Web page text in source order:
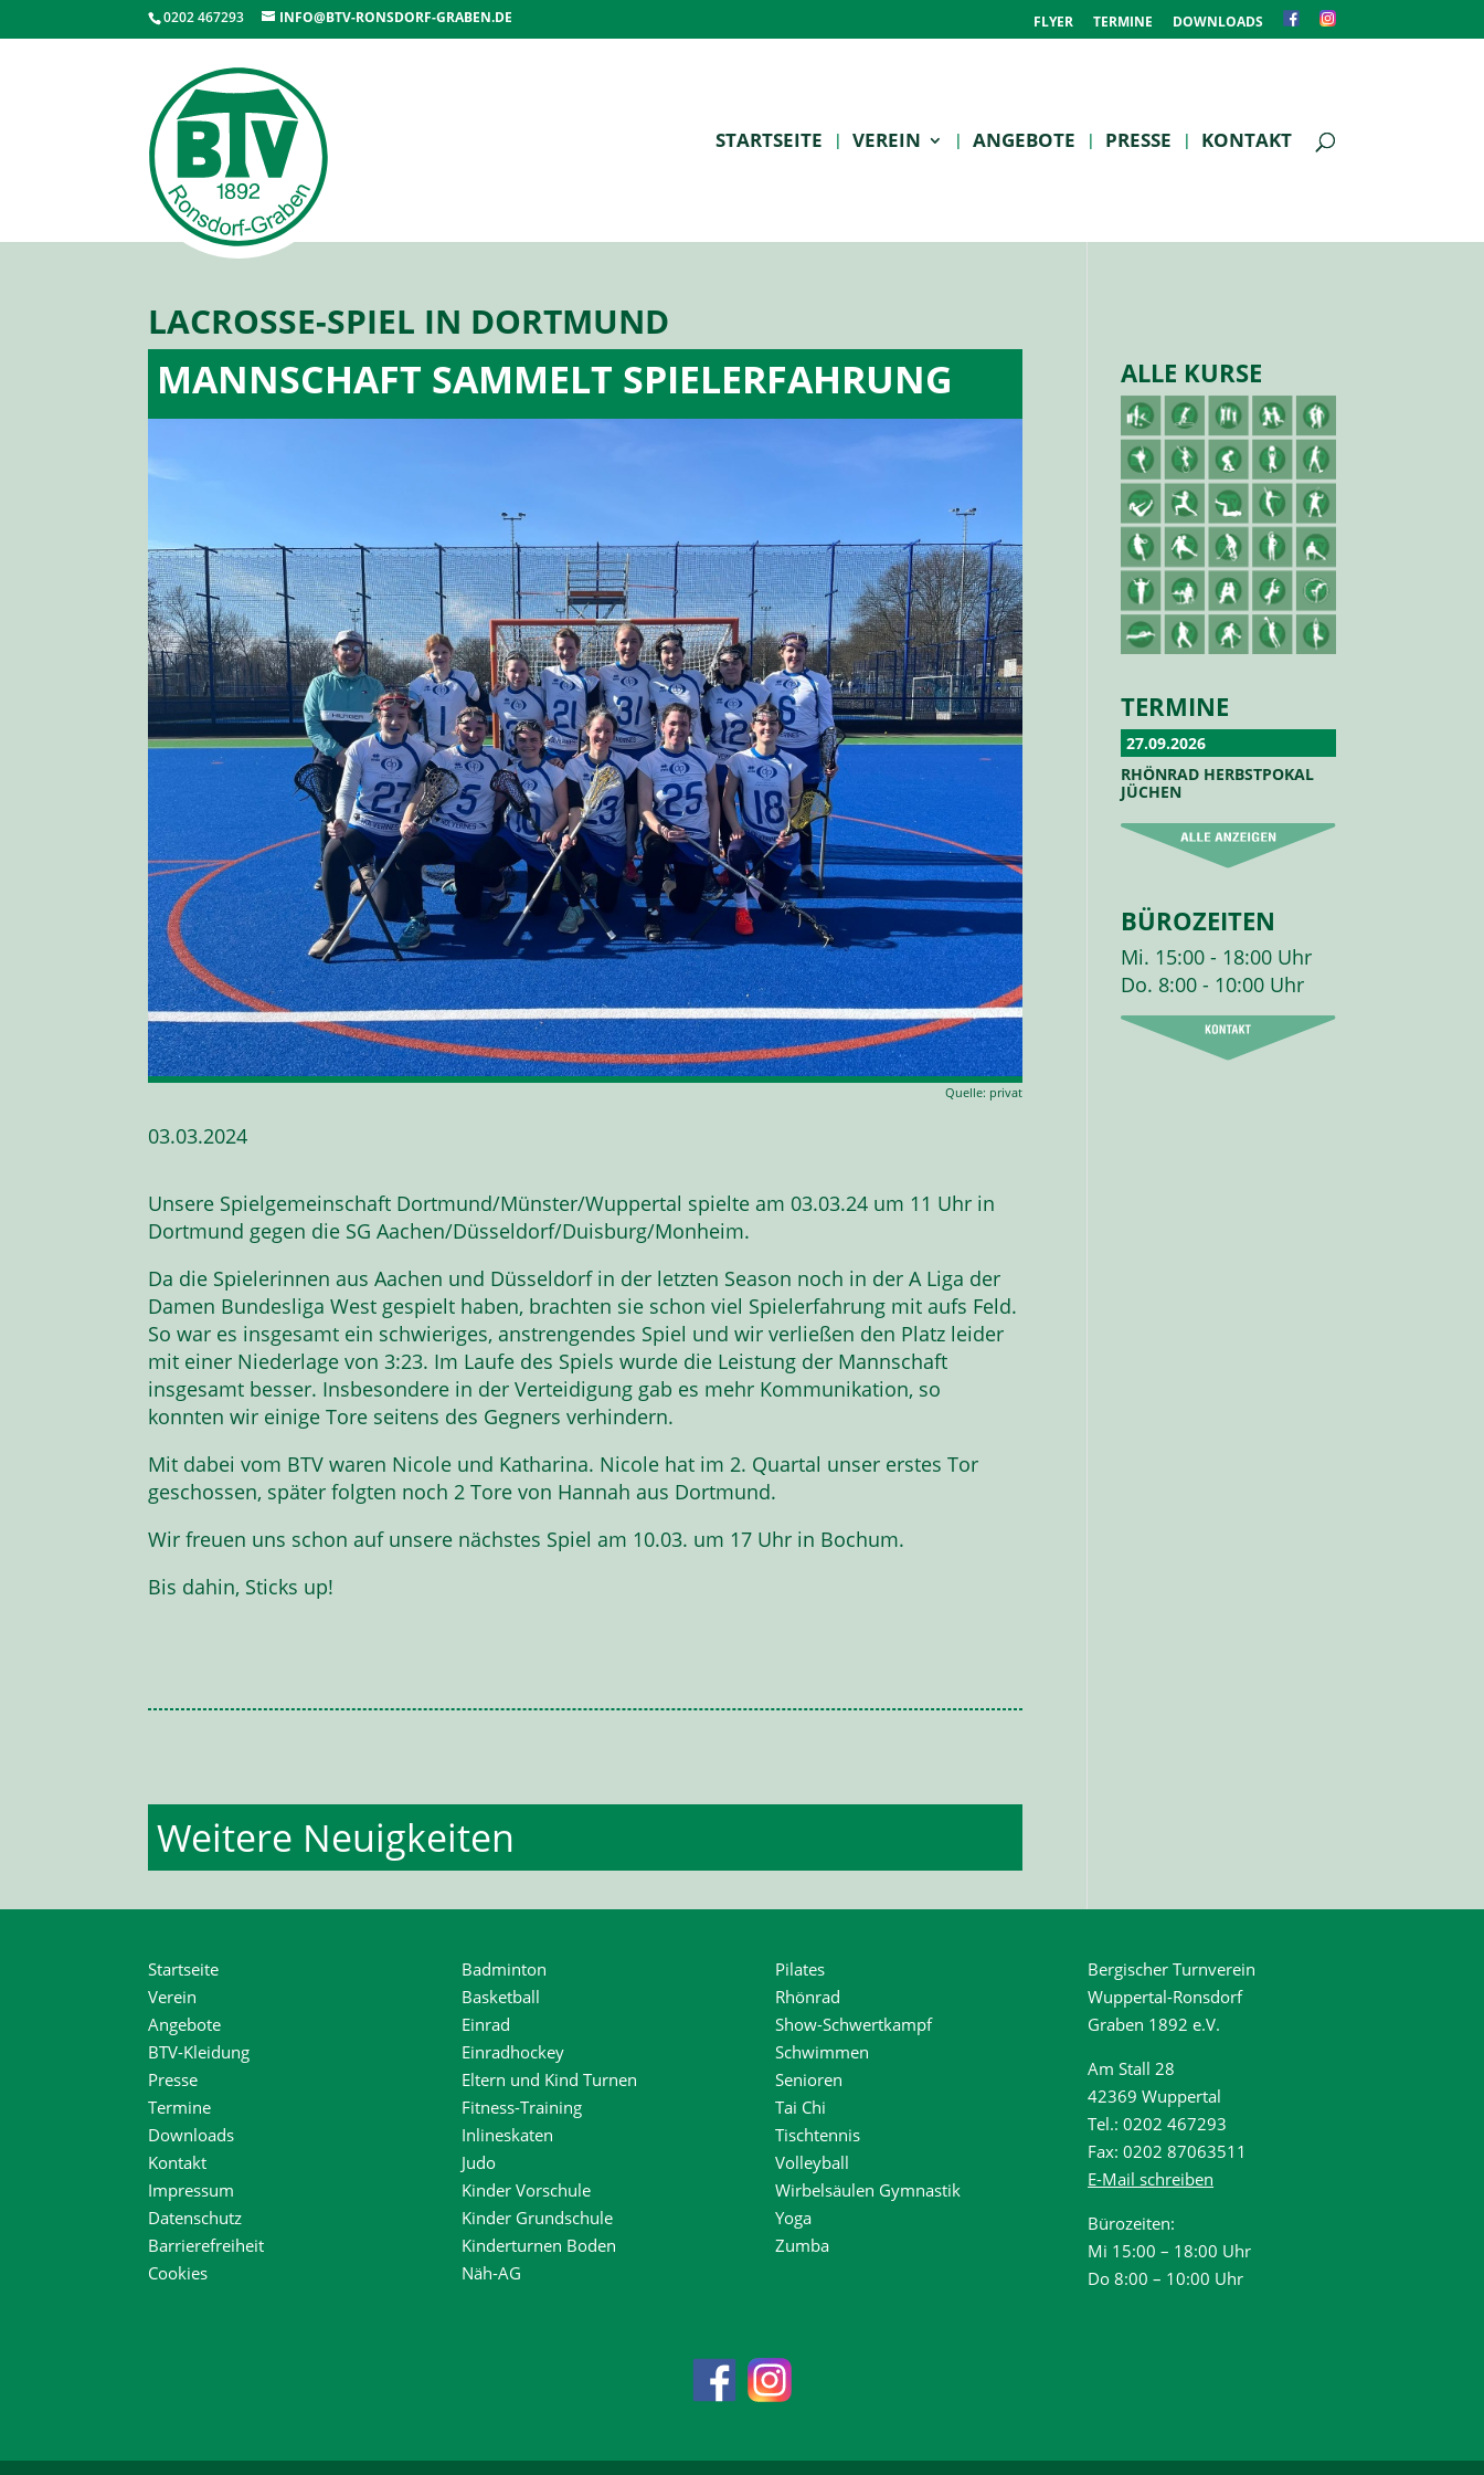
0202 467293 INFO@BTV-RONSDORF-GRABEN.DE FLYER TERMINE DOWNLOADS
STARTSEITE VEREIN ANGEBOTE PRESSE KONTAKT
LACROSSE-SPIEL IN DORTMUND
MANNSCHAFT SAMMELT SPIELERFAHRUNG
Quelle: privat
03.03.2024
Unsere Spielgemeinschaft Dortmund/Münster/Wuppertal spielte am 03.03.24 um 11 Uhr in
Dortmund gegen die SG Aachen/Düsseldorf/Duisburg/Monheim.
Da die Spielerinnen aus Aachen und Düsseldorf in der letzten Season noch in der A Liga der
Damen Bundesliga West gespielt haben, brachten sie schon viel Spielerfahrung mit aufs Feld.
So war es insgesamt ein schwieriges, anstrengendes Spiel und wir verließen den Platz leider
mit einer Niederlage von 3:23. Im Laufe des Spiels wurde die Leistung der Mannschaft
insgesamt besser. Insbesondere in der Verteidigung gab es mehr Kommunikation, so
konnten wir einige Tore seitens des Gegners verhindern.
Mit dabei vom BTV waren Nicole und Katharina. Nicole hat im 2. Quartal unser erstes Tor
geschossen, später folgten noch 2 Tore von Hannah aus Dortmund.
Wir freuen uns schon auf unsere nächstes Spiel am 10.03. um 17 Uhr in Bochum.
Bis dahin, Sticks up!
Weitere Neuigkeiten
ALLE KURSE
TERMINE
27.09.2026
RHÖNRAD HERBSTPOKAL
JÜCHEN
BÜROZEITEN
Mi. 15:00 - 18:00 Uhr
Do. 8:00 - 10:00 Uhr
Startseite
Verein
Angebote
BTV-Kleidung
Presse
Termine
Downloads
Kontakt
Impressum
Datenschutz
Barrierefreiheit
Cookies
Badminton
Basketball
Einrad
Einradhockey
Eltern und Kind Turnen
Fitness-Training
Inlineskaten
Judo
Kinder Vorschule
Kinder Grundschule
Kinderturnen Boden
Näh-AG
Pilates
Rhönrad
Show-Schwertkampf
Schwimmen
Senioren
Tai Chi
Tischtennis
Volleyball
Wirbelsäulen Gymnastik
Yoga
Zumba
Bergischer Turnverein
Wuppertal-Ronsdorf
Graben 1892 e.V.
Am Stall 28
42369 Wuppertal
Tel.: 0202 467293
Fax: 0202 87063511
E-Mail schreiben
Bürozeiten:
Mi 15:00 – 18:00 Uhr
Do 8:00 – 10:00 Uhr